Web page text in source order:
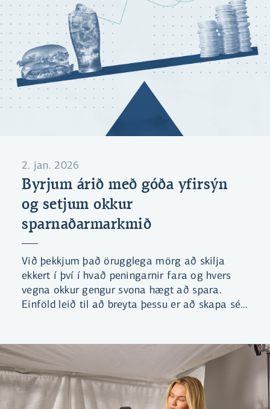
2. jan. 2026
Byrjum árið með góða yfirsýn
og setjum okkur
sparnaðarmarkmið
Við þekkjum það örugglega mörg að skilja
ekkert í því í hvað peningarnir fara og hvers
vegna okkur gengur svona hægt að spara.
Einföld leið til að breyta þessu er að skapa sér